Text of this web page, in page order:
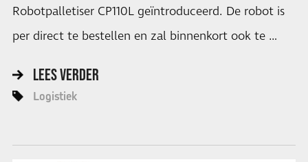
Robotpalletiser CP110L geïntroduceerd. De robot is
per direct te bestellen en zal binnenkort ook te …
LEES VERDER
Logistiek